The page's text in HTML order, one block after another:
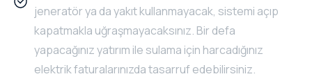
jeneratör ya da yakıt kullanmayacak, sistemi açıp
kapatmakla uğraşmayacaksınız. Bir defa
yapacağınız yatırım ile sulama için harcadığınız
elektrik faturalarınızda tasarruf edebilirsiniz.